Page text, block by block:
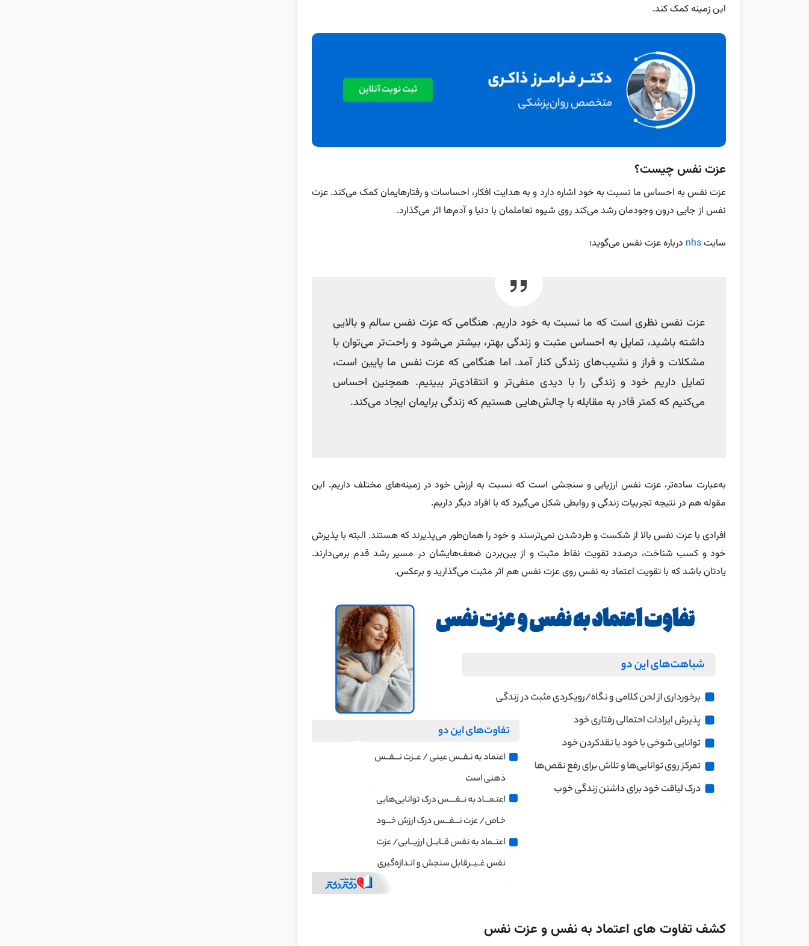
این زمینه کمک کند.
عزت نفس چیست؟
عزت نفس به احساس ما نسبت به خود اشاره دارد و به هدایت افکار، احساسات و رفتارهایمان کمک می‌کند. عزت
نفس از جایی درون وجودمان رشد می‌کند روی شیوه تعاملمان با دنیا و آدم‌ها اثر می‌گذارد.
سایتnhs درباره عزت نفس می‌گوید؛
عزت نفس نظری است که ما نسبت به خود داریم. هنگامی ‌که عزت نفس سالم و بالایی
داشته باشید، تمایل به احساس مثبت و زندگی بهتر، بیشتر می‌شود و راحت‌تر می‌توان با
مشکلات و فراز و نشیب‌های زندگی کنار آمد. اما هنگامی‌ که عزت نفس ما پایین است،
تمایل داریم خود و زندگی را با دیدی منفی‌تر و انتقادی‌تر ببینیم. همچنین احساس
می‌کنیم که کمتر قادر به مقابله با چالش‌هایی هستیم که زندگی برایمان ایجاد می‌کند.
به‌عبارت ساده‌تر، عزت نفس ارزیابی و سنجشی است که نسبت به ارزش خود در زمینه‌های مختلف داریم. این
مقوله هم در نتیجه تجربیات زندگی و روابطی شکل می‌گیرد که با افراد دیگر داریم.
افرادی با عزت نفس بالا از شکست و طردشدن نمی‌ترسند و خود را همان‌طور می‌پذیرند که هستند. البته با پذیرش
خود و کسب شناخت، درصدد تقویت نقاط مثبت و از بین‌بردن ضعف‌هایشان در مسیر رشد قدم برمی‌دارند.
یادتان باشد که با تقویت اعتماد به نفس روی عزت نفس هم اثر مثبت می‌گذارید و برعکس.
کشف تفاوت های اعتماد به نفس و عزت نفس